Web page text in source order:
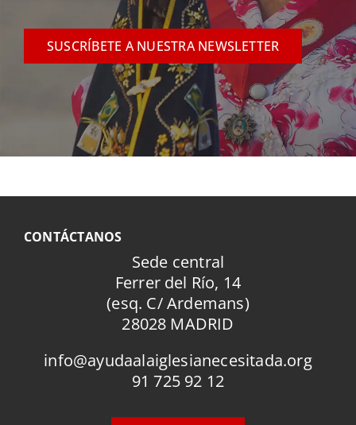
SUSCRÍBETE A NUESTRA NEWSLETTER
CONTÁCTANOS
Sede central
Ferrer del Río, 14
(esq. C/ Ardemans)
28028 MADRID
info@ayudaalaiglesianecesitada.org
91 725 92 12